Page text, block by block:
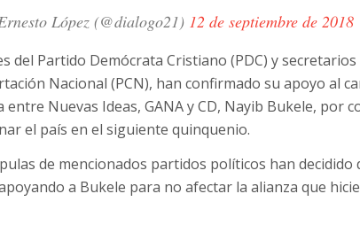
López (@dialogo21) 12 de septiembre de 2018
del Partido Demócrata Cristiano (PDC) y
Nacional (PCN), han confirmado su apoyo al
entre Nuevas Ideas, GANA y CD, Nayib Bukele, por
el país en el siguiente quinquenio.
de mencionados partidos políticos han decidido
a Bukele para no afectar la alianza que